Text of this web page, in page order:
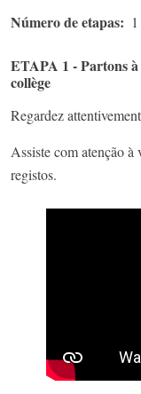
Número de etapas 1
ETAPA 1 - Partons
collège
Regardez
Assiste com atenção à
registos.